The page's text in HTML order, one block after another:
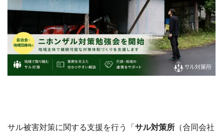
サル被害対策に関する支援を行う「サル対策所 （合同会社